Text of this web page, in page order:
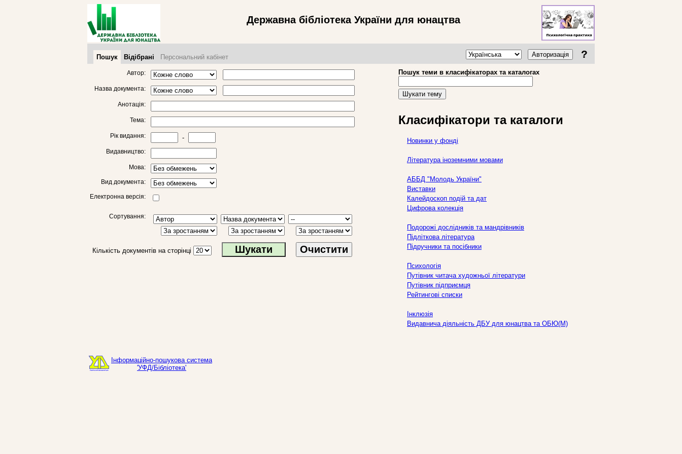
Державна бібліотека України для юнацтва
Пошук Відібрані Персональний кабінет Авторизація ?
Автор:
Назва документа:
Анотація:
Тема:
Рік видання: -
Видавництво:
Мова:
Вид документа:
Електронна версія:
Сортування:
Кількість документів на сторінці Очистити
Пошук теми в класифікаторах та каталогах
Шукати тему
Класифікатори та каталоги
Новинки у фонді
Література іноземними мовами
АББД "Молодь України"
Виставки
Калейдоскоп подій та дат
Цифрова колекція
Подорожі дослідників та мандрівників
Підліткова література
Підручники та посібники
Психологія
Путівник читача художньої літератури
Путівник підприємця
Рейтингові списки
Інклюзія
Видавнича діяльність ДБУ для юнацтва та ОБЮ(М)
Інформаційно-пошукова система
'УФД/Бібліотека'